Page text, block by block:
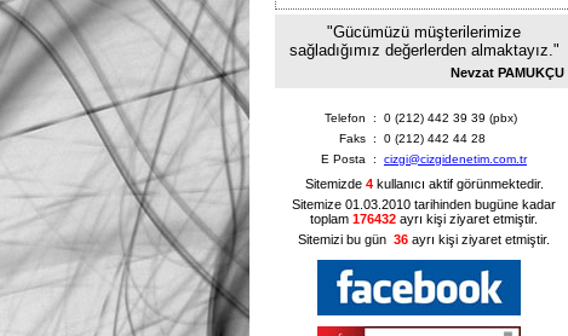
"Gücümüzü müşterilerimize
sağladığımız değerlerden almaktayız."
Nevzat PAMUKÇU
Telefon :
0 (212) 442 39 39 (pbx)
Faks :
0 (212) 442 44 28
E Posta
: cizgi@cizgidenetim.com.tr
Sitemizde 4kullanıcı aktif görünmektedir.
Sitemize 01.03.2010 tarihinden bugüne kadar
toplam 176432 ayrı kişi ziyaret etmiştir.
Sitemizi bu gün 36 ayrı kişi ziyaret etmiştir.